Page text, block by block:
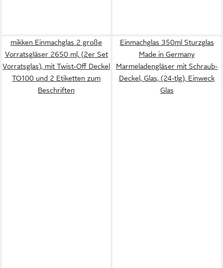
mikken Einmachglas 2 große
Vorratsgläser 2650 ml, (2er Set
Vorratsglas), mit Twist-Off Deckel
TO100 und 2 Etiketten zum
Beschriften
Einmachglas 350ml Sturzglas
Made in Germany
Marmeladengläser mit Schraub-
Deckel, Glas, (24-tlg), Einweck
Glas